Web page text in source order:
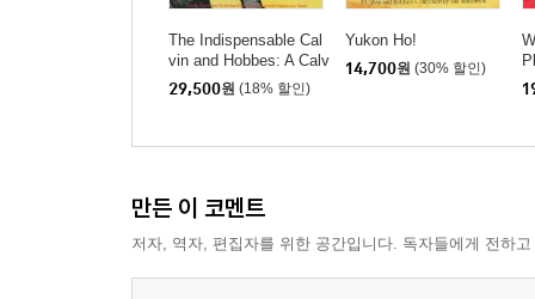
The Indispensable Cal
vin and Hobbes: A Calv
in and Hobbes Treasur
y Volume 3
29,500원 (18% 할인)
Yukon Ho!
14,700원 (30% 할인)
만든 이 코멘트
저자, 역자, 편집자를 위한 공간입니다. 독자들에게 전하